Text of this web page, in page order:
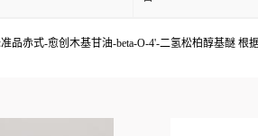
品赤式-愈创木基甘油-beta-O-4'-二氢松柏醇基醚 根